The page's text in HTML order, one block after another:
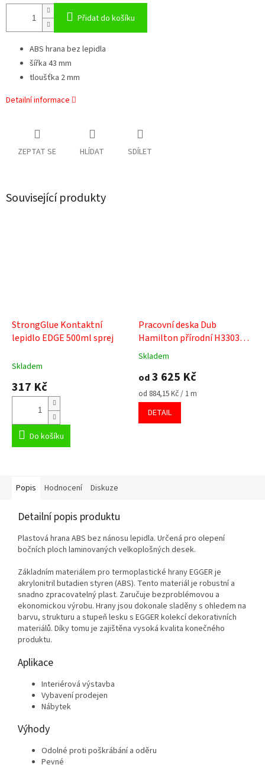
Přidat do košíku
ABS hrana bez lepidla
šířka 43 mm
tloušťka 2 mm
Detailní informace
ZEPTAT SE HLÍDAT SDÍLET
Související produkty
StrongGlue Kontaktní
lepidlo EDGE 500ml sprej
Skladem
317 Kč
Do košíku
Pracovní deska Dub
Hamilton přírodní H3303
ST10
Průměrné
produktu
je
5,0
5
Skladem
od3 625 Kč
Měrná
cena:
od 884,15 Kč / 1 m
DETAIL
Popis Hodnocení Diskuze
Detailní popis produktu
Plastová hrana ABS bez nánosu lepidla. Určená pro olepení
bočních ploch laminovaných velkoplošných desek.
Základním materiálem pro termoplastické hrany EGGER je
akrylonitril butadien styren (ABS). Tento materiál je robustní a
snadno zpracovatelný plast. Zaručuje bezproblémovou a
ekonomickou výrobu. Hrany jsou dokonale sladěny s ohledem na
barvu, strukturu a stupeň lesku s EGGER kolekcí dekorativních
materiálů. Díky tomu je zajištěna vysoká kvalita konečného
produktu.
Aplikace
Interiérová výstavba
Vybavení prodejen
Nábytek
Výhody
Odolné proti poškrábání a oděru
Pevné